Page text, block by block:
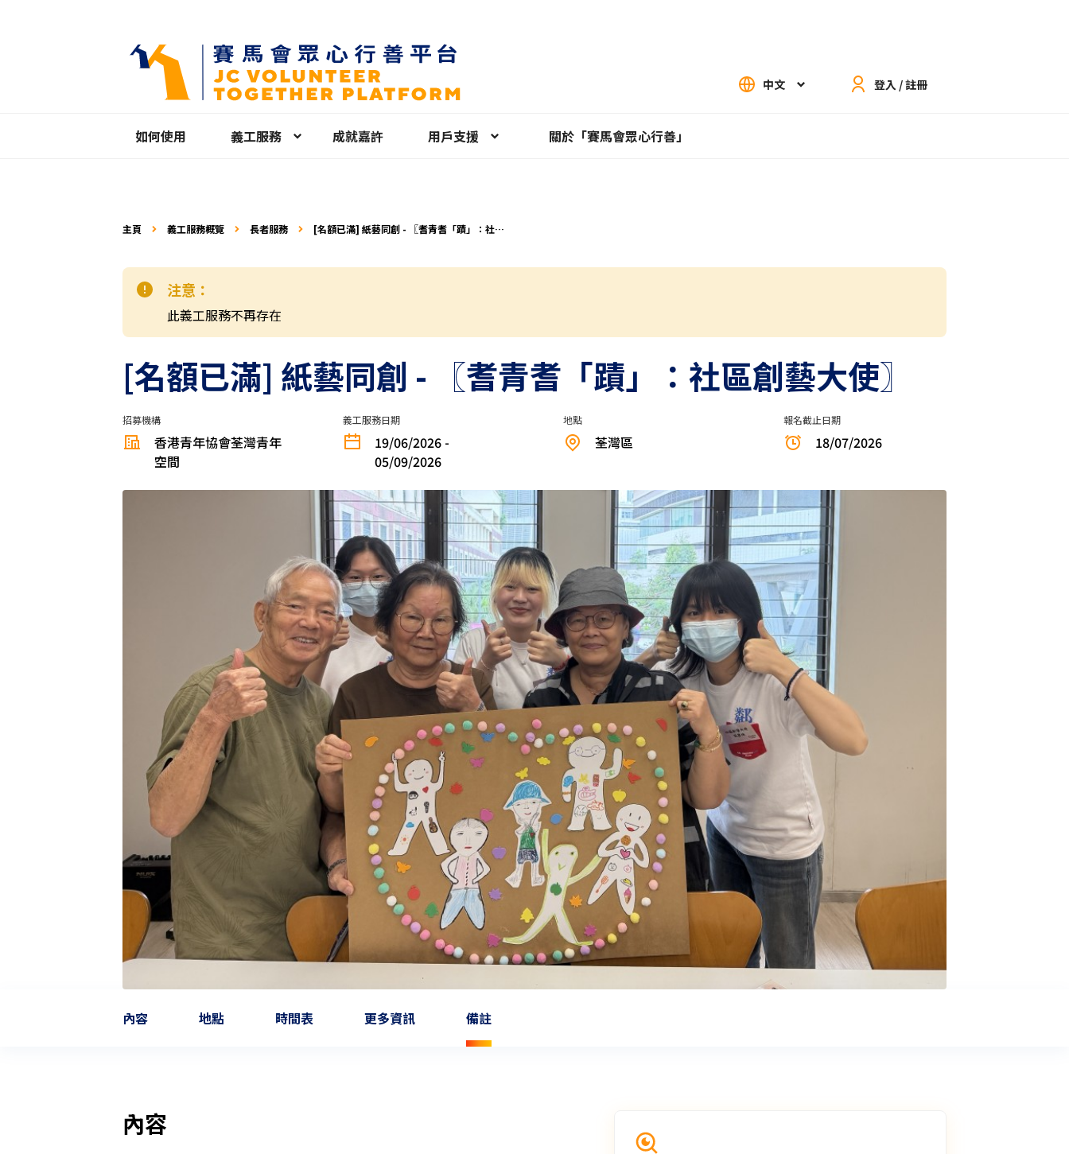
中文 登入 / 註冊
如何使用 義工服務 成就嘉許 用戶支援 關於「賽馬會眾心行善」
主頁 義工服務概覽 長者服務
[名額已滿] 紙藝同創 - 〖耆青耆「蹟」：社區
注意：
此義工服務不再存在
[名額已滿] 紙藝同創 - 〖耆青耆「蹟」：社區創藝大使〗
招募機構
香港青年協會荃灣青年
空間
義工服務日期
19/06/2026 -
05/09/2026
地點
荃灣區
報名截止日期
18/07/2026
內容 地點 時間表 更多資訊 備註
內容